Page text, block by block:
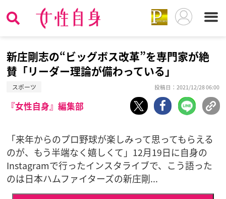
新庄剛志の“ビッグボス改革”を専門家が絶
賛「リーダー理論が備わっている」
スポーツ 投稿日：2021/12/28 06:00
『女性自身』編集部
「来年からのプロ野球が楽しみって思ってもらえる
のが、もう半端なく嬉しくて」12月19日に自身の
Instagramで行ったインスタライブで、こう語った
のは日本ハムファイターズの新庄剛...